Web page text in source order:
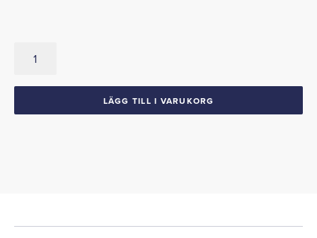
1961-
LÄGG TILL I VARUKORG